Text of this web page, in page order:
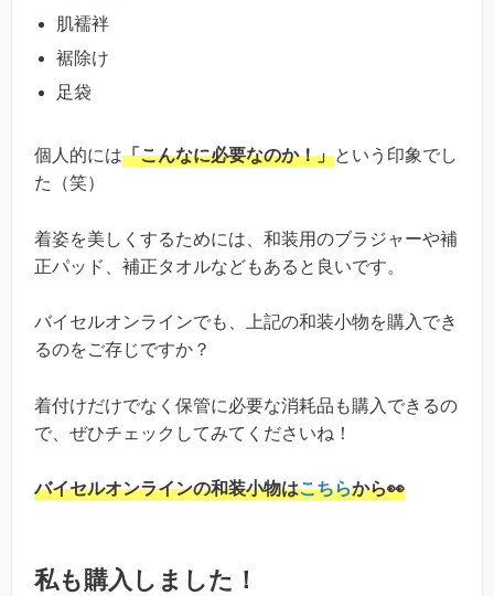
肌襦袢
裾除け
足袋
個人的には「こんなに必要なのか！」という印象でし
た（笑）
着姿を美しくするためには、和装用のブラジャーや補
正パッド、補正タオルなどもあると良いです。
バイセルオンラインでも、上記の和装小物を購入でき
るのをご存じですか？
着付けだけでなく保管に必要な消耗品も購入できるの
で、ぜひチェックしてみてくださいね！
バイセルオンラインの和装小物はこちらから👀
私も購入しました！